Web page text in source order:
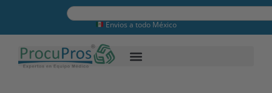
Envios a todo México